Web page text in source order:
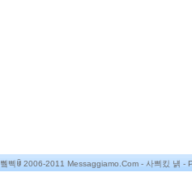
쀀삑ꂌ 2006-2011 Messaggiamo.Com - 사쁴킸 냵 -